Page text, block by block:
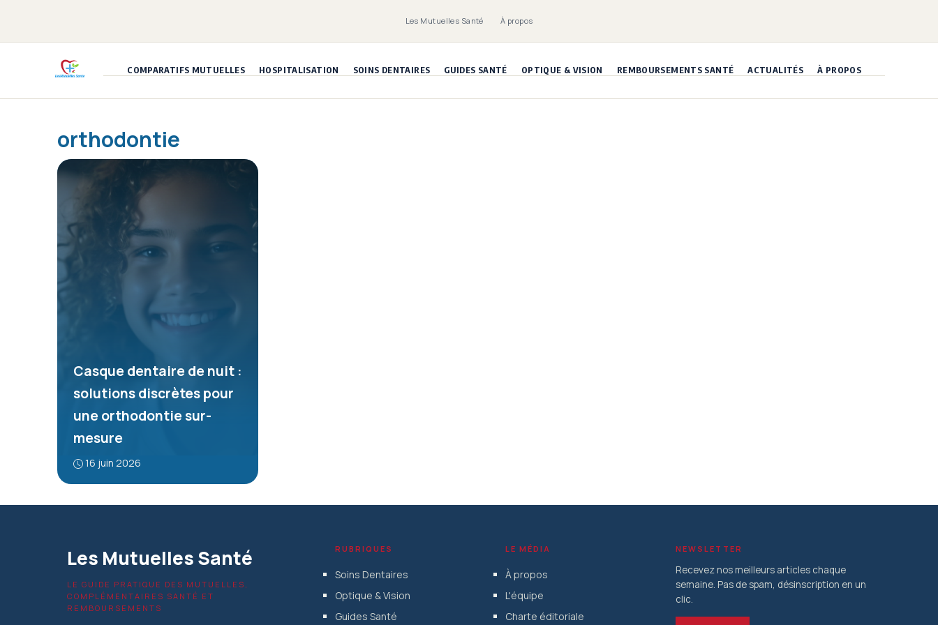
contenu
Les Mutuelles Santé À propos
COMPARATIFS MUTUELLES HOSPITALISATION SOINS DENTAIRES GUIDES SANTÉ OPTIQUE & VISION REMBOURSEMENTS SANTÉ ACTUALITÉS À PROPOS
orthodontie
Casque dentaire de nuit :
solutions discrètes pour
une orthodontie sur-
mesure
16 juin 2026
Les Mutuelles Santé
LE GUIDE PRATIQUE DES MUTUELLES,
COMPLÉMENTAIRES SANTÉ ET
REMBOURSEMENTS
RUBRIQUES
Soins Dentaires
Optique & Vision
Guides Santé
LE MÉDIA
À propos
L'équipe
Charte éditoriale
NEWSLETTER
Recevez nos meilleurs articles chaque
semaine. Pas de spam, désinscription en un
clic.